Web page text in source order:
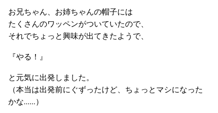
お兄ちゃん、お姉ちゃんの帽子には
たくさんのワッペンがついていたので、
それでちょっと興味が出てきたようで、
『やる！』
と元気に出発しました。
（本当は出発前にぐずったけど、ちょっとマシになった
かな……）